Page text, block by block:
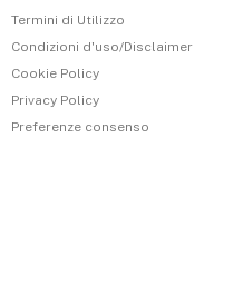
Termini di Utilizzo
Condizioni d'uso/Disclaimer
Cookie Policy
Privacy Policy
Preferenze consenso